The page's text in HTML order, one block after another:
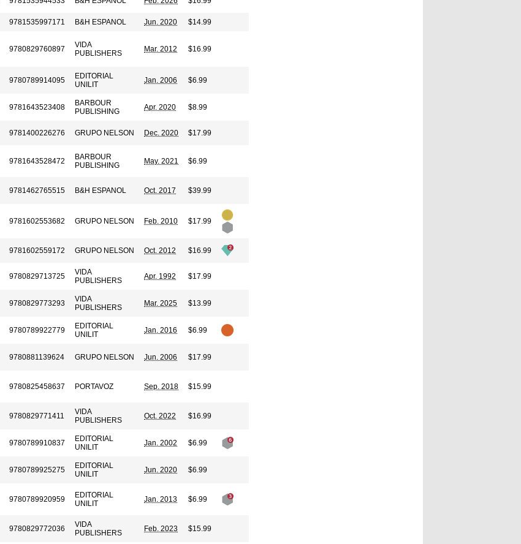
9781535997171 B&H ESPANOL Jun. 2020 $14.99
9780829760897
VIDA
PUBLISHERS
Mar. 2012 $16.99
9780789914095
EDITORIAL
UNILIT
Jan. 2006 $6.99
9781643523408
BARBOUR
PUBLISHING
Apr. 2020 $8.99
9781400226276 GRUPO NELSON Dec. 2020 $17.99
9781643528472
BARBOUR
PUBLISHING
May. 2021 $6.99
9781462765515 B&H ESPANOL Oct. 2017 $39.99
9781602553682 GRUPO NELSON Feb. 2010 $17.99
9781602559172 GRUPO NELSON Oct. 2012 $16.99
9780829713725
VIDA
PUBLISHERS
Apr. 1992 $17.99
9780829773293
VIDA
PUBLISHERS
Mar. 2025 $13.99
9780789922779
EDITORIAL
UNILIT
Jan. 2016 $6.99
9780881139624 GRUPO NELSON Jun. 2006 $17.99
9780825458637 PORTAVOZ Sep. 2018 $15.99
9780829771411
VIDA
PUBLISHERS
Oct. 2022 $16.99
9780789910837
EDITORIAL
UNILIT
Jan. 2002 $6.99
9780789925275
EDITORIAL
UNILIT
Jun. 2020 $6.99
9780789920959
EDITORIAL
UNILIT
Jan. 2013 $6.99
9780829772036
VIDA
PUBLISHERS
Feb. 2023 $15.99